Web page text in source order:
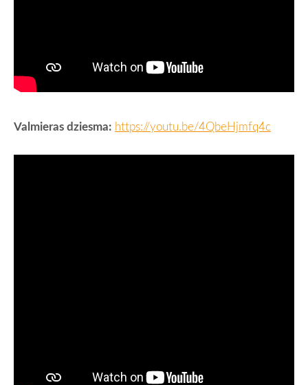
Valmieras dziesma: https://youtu.be/4QbeHjmfq4c